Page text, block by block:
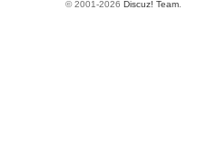
© 2001-2026 Discuz! Team